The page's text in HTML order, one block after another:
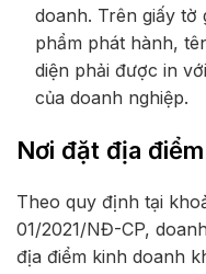
doanh. Trên giấy tờ
phẩm phát hành,
diện phải được in
của doanh nghiệp.
Nơi đặt địa
Theo quy định tại
01/2021/NĐ-CP,
địa điểm kinh doanh